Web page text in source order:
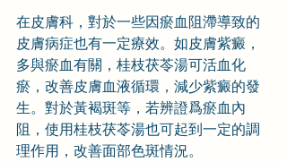
在皮膚科，對於一些因瘀血阻滯導致的
皮膚病症也有一定療效。如皮膚紫癜，
多與瘀血有關，桂枝茯苓湯可活血化
瘀，改善皮膚血液循環，減少紫癜的發
生。對於黃褐斑等，若辨證爲瘀血內
阻，使用桂枝茯苓湯也可起到一定的調
理作用，改善面部色斑情況。